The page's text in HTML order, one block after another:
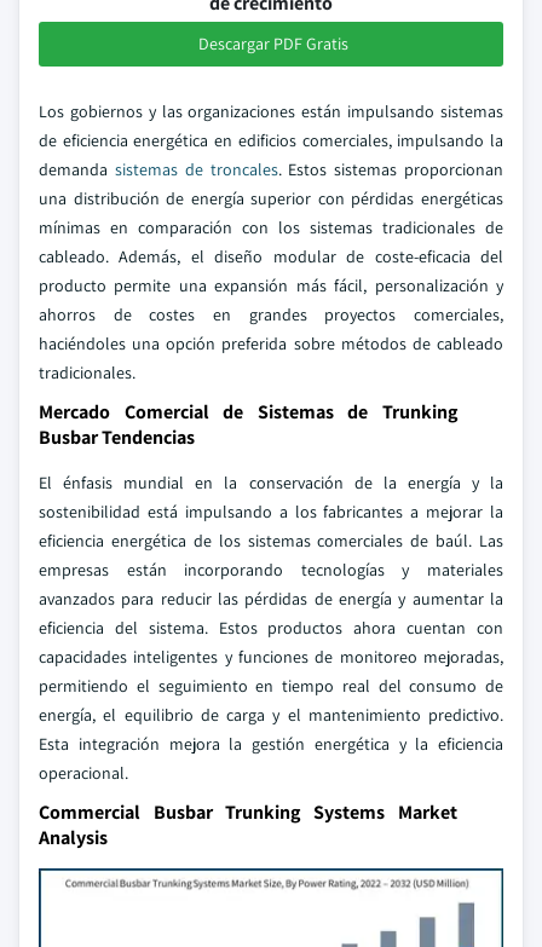
Descargar PDF Gratis
Los gobiernos y las organizaciones están impulsando sistemas
de eficiencia energética en edificios comerciales, impulsando la
demanda sistemas de troncales. Estos sistemas proporcionan
una distribución de energía superior con pérdidas energéticas
mínimas en comparación con los sistemas tradicionales de
cableado. Además, el diseño modular de coste-eficacia del
producto permite una expansión más fácil, personalización y
ahorros de costes en grandes proyectos comerciales,
haciéndoles una opción preferida sobre métodos de cableado
tradicionales.
Mercado Comercial de Sistemas de Trunking
Busbar Tendencias
El énfasis mundial en la conservación de la energía y la
sostenibilidad está impulsando a los fabricantes a mejorar la
eficiencia energética de los sistemas comerciales de baúl. Las
empresas están incorporando tecnologías y materiales
avanzados para reducir las pérdidas de energía y aumentar la
eficiencia del sistema. Estos productos ahora cuentan con
capacidades inteligentes y funciones de monitoreo mejoradas,
permitiendo el seguimiento en tiempo real del consumo de
energía, el equilibrio de carga y el mantenimiento predictivo.
Esta integración mejora la gestión energética y la eficiencia
operacional.
Commercial Busbar Trunking Systems Market
Analysis